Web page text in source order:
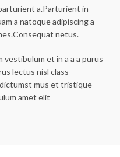
a.Parturient in
a natoque adipiscing a
netus.
vestibulum et in a a a purus
lectus nisl class
mus et tristique
amet elit